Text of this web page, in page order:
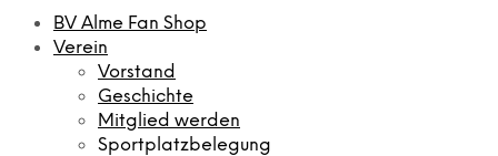
BV Alme Fan Shop
Verein
Vorstand
Geschichte
Mitglied werden
Sportplatzbelegung